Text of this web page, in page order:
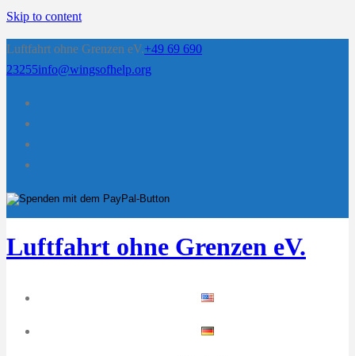
Skip to content
Luftfahrt ohne Grenzen eV.+49 69 690
23255info@wingsofhelp.org
Luftfahrt ohne Grenzen eV.